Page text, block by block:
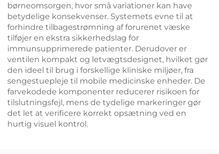
børneomsorgen, hvor små variationer kan have
betydelige konsekvenser. Systemets evne til at
forhindre tilbagestrømning af forurenet væske
tilføjer en ekstra sikkerhedslag for
immunsupprimerede patienter. Derudover er
ventilen kompakt og letvægtsdesignet, hvilket gør
den ideel til brug i forskellige kliniske miljøer, fra
sengestuepleje til mobile medicinske enheder. De
farvekodede komponenter reducerer risikoen for
tilslutningsfejl, mens de tydelige markeringer gør
det let at verificere korrekt opsætning ved en
hurtig visuel kontrol.